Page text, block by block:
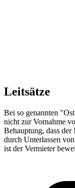
Leitsätze
Bei so genannten
nicht zur Vornahme
Behauptung, dass
durch Unterlassen
ist der Vermieter